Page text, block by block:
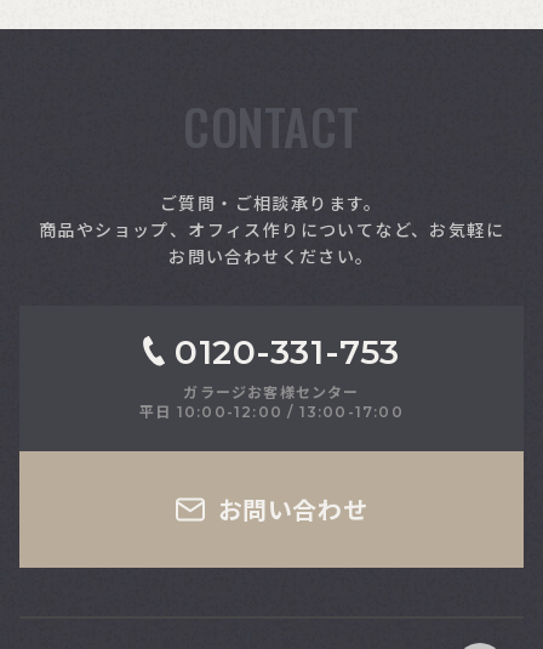
CONTACT
ご質問・ご相談承ります。
商品やショップ、オフィス作りについてなど、お気軽に
お問い合わせください。
0120-331-753
ガラージお客様センター
平日 10:00-12:00 / 13:00-17:00
お問い合わせ